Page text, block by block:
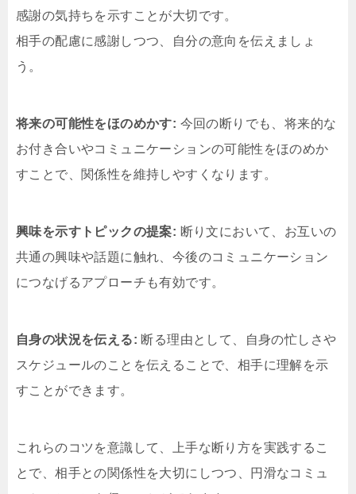
感謝の気持ちを示すことが大切です。
相手の配慮に感謝しつつ、自分の意向を伝えましょ
う。
将来の可能性をほのめかす: 今回の断りでも、将来的な
お付き合いやコミュニケーションの可能性をほのめか
すことで、関係性を維持しやすくなります。
興味を示すトピックの提案: 断り文において、お互いの
共通の興味や話題に触れ、今後のコミュニケーション
につなげるアプローチも有効です。
自身の状況を伝える: 断る理由として、自身の忙しさや
スケジュールのことを伝えることで、相手に理解を示
すことができます。
これらのコツを意識して、上手な断り方を実践するこ
とで、相手との関係性を大切にしつつ、円滑なコミュ